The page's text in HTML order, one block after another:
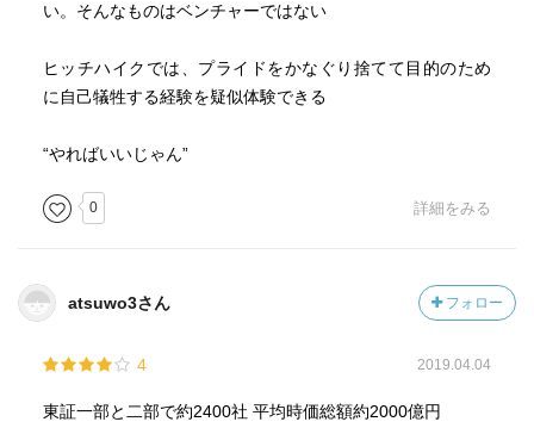
い。そんなものはベンチャーではない
ヒッチハイクでは、プライドをかなぐり捨てて目的のため
に自己犠牲する経験を疑似体験できる
“やればいいじゃん”
0 詳細をみる
atsuwo3さん フォロー
4 2019.04.04
東証一部と二部で約2400社 平均時価総額約2000億円